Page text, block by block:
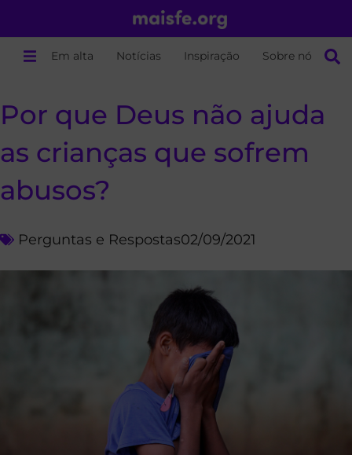
Em alta Notícias Inspiração Sobre nós
Por que Deus não ajuda
as crianças que sofrem
abusos?
Perguntas e Respostas02/09/2021